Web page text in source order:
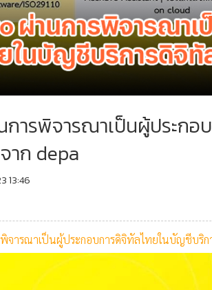
การพิจารณาเป็นผู้ประก
าก depa
13:46
จารณาเป็นผู้ประกอบการดิจิทัลไทยในบัญชีบริก